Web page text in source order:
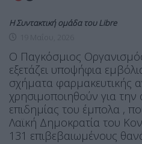
Η Συντακτική ομάδα του Libre
Ο Παγκόσμιος
εξετάζει υποψήφια
σχήματα φαρμακευτικής
χρησιμοποιηθούν για την
επιδημίας του έμπολα ,
Λαϊκή Δημοκρατία του
131 επιβεβαιωμένους